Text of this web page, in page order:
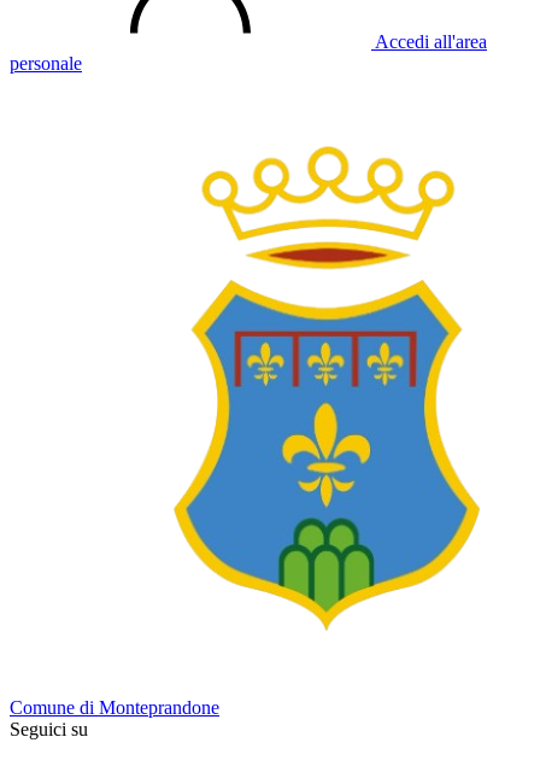
Accedi all'area
personale
Comune di Monteprandone
Seguici su